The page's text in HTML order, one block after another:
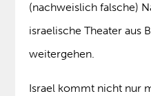
(nachweislich falsche)
israelische Theater aus
weitergehen.
Israel kommt nicht nur